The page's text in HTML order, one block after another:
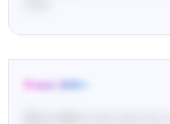
From: SHE••